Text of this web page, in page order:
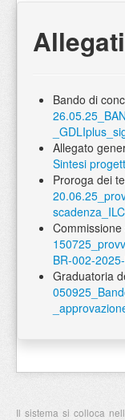
Allegati
Bando di
Allegato
Sintesi
Proroga dei
BR-002-
Graduatoria
Il sistema si colloca